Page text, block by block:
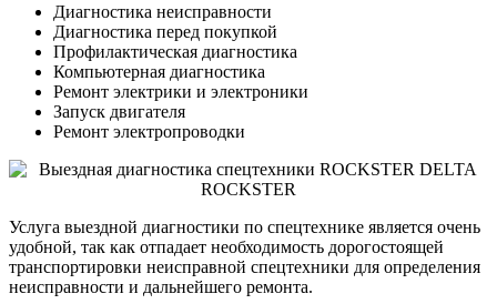
Диагностика неисправности
Диагностика перед покупкой
Профилактическая диагностика
Компьютерная диагностика
Ремонт электрики и электроники
Запуск двигателя
Ремонт электропроводки
Услуга выездной диагностики по спецтехнике является очень
удобной, так как отпадает необходимость дорогостоящей
транспортировки неисправной спецтехники для определения
неисправности и дальнейшего ремонта.